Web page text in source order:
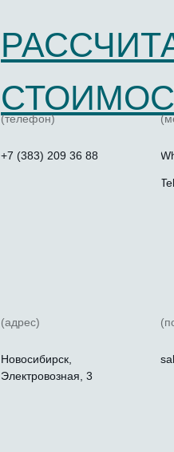
(телефон)
(адрес)
Новосибирск,
Электровозная, 3
+7 (383) 209 36 88